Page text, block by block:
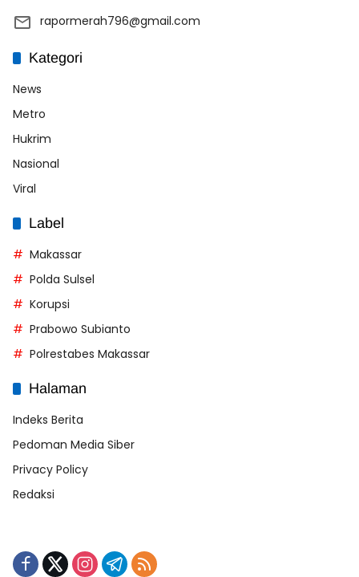
rapormerah796@gmail.com
Kategori
News
Metro
Hukrim
Nasional
Viral
Label
Makassar
Polda Sulsel
Korupsi
Prabowo Subianto
Polrestabes Makassar
Halaman
Indeks Berita
Pedoman Media Siber
Privacy Policy
Redaksi